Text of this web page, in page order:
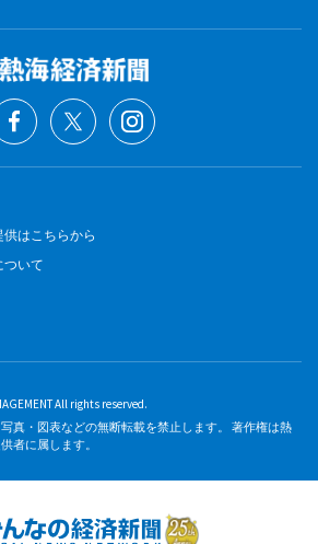
はこちらから
ついて
All rights reserved.
真・図表などの無断転載を禁止します。 著作権は熱
者に属します。